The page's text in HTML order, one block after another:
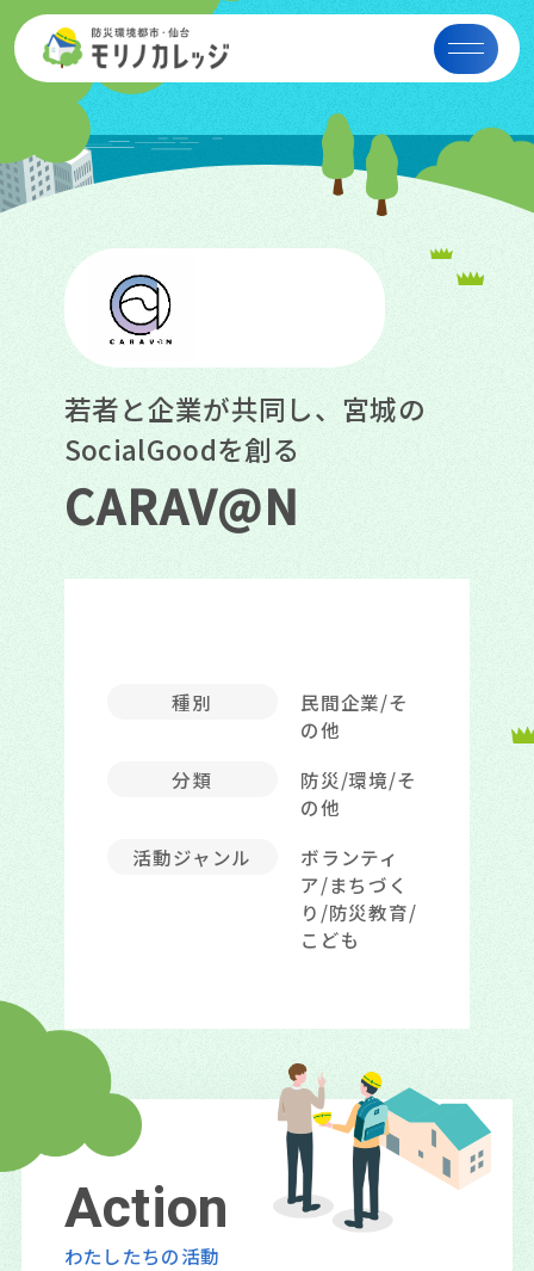
若者と企業が共同し、宮城の
SocialGoodを創る
CARAV@N
種別
民間企業/そ
の他
分類
防災/環境/そ
の他
活動ジャンル
ボランティ
ア/まちづく
り/防災教育/
こども
Action
わたしたちの活動